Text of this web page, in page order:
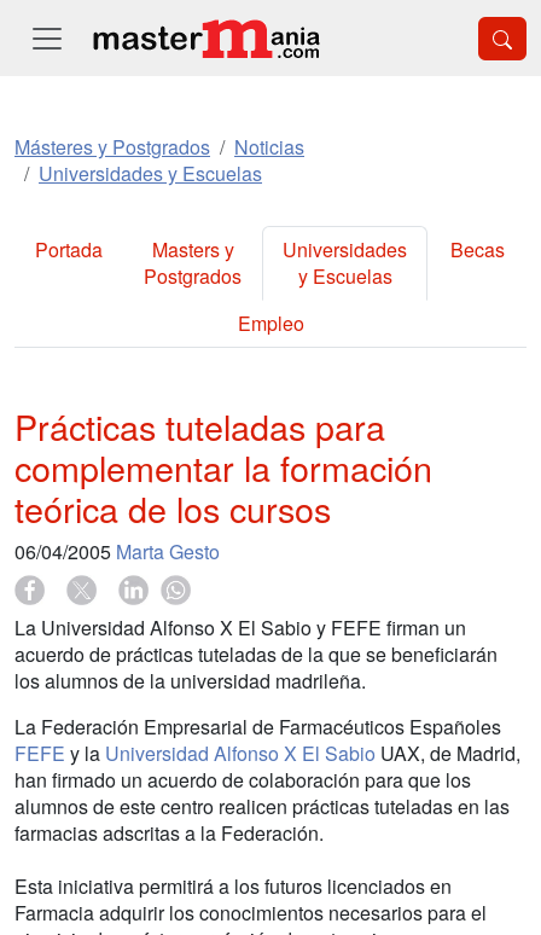
Másteres y Postgrados
Noticias
Universidades y Escuelas
Portada
Masters y
Postgrados
Universidades
y Escuelas
Becas
Empleo
Prácticas tuteladas para
complementar la formación
teórica de los cursos
06/04/2005 Marta Gesto
La Universidad Alfonso X El Sabio y FEFE firman un
acuerdo de prácticas tuteladas de la que se beneficiarán
los alumnos de la universidad madrileña.
La Federación Empresarial de Farmacéuticos Españoles
FEFE y la Universidad Alfonso X El Sabio UAX, de Madrid,
han firmado un acuerdo de colaboración para que los
alumnos de este centro realicen prácticas tuteladas en las
farmacias adscritas a la Federación.
Esta iniciativa permitirá a los futuros licenciados en
Farmacia adquirir los conocimientos necesarios para el